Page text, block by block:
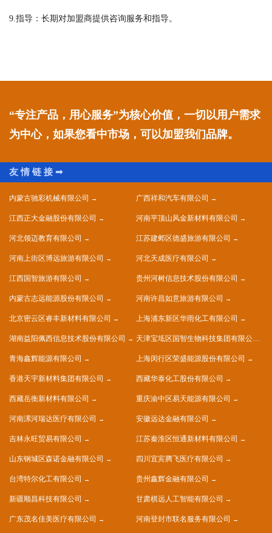
9.指导：长期对加盟商提供咨询服务和指导。
“专注产品，用心服务”为核心价值，一切以用户需求
为中心，如果您看中市场，可以加盟我们品牌。
内蒙古驰彩机械有限公司 广西祥和汽车有限公司
江西正大金融股份有限公司 河南平顶山风金新材料有限公司
河北领迈教育有限公司 江苏建邺区德盛旅游有限公司
河南上街区博远旅游有限公司 河北天成医疗有限公司
江西国智旅游有限公司 贵州河树信息技术股份有限公司
内蒙古志远能源股份有限公司 河南许昌如意旅游有限公司
北京密云区睿丰新材料有限公司 上海浦东新区华雨化工有限公司
湖南益阳佩西信息技术股份有限公司 天津宝坻区国智生物科技集团有限公司
青海鑫辉能源有限公司 上海闵行区荣盛能源股份有限公司
香港天宇新材料集团有限公司 西藏华泰化工股份有限公司
西藏岳衡新材料有限公司 重庆渝中区易天能源有限公司
河南漯河瑞达医疗有限公司 安徽远达金融有限公司
吉林永旺贸易有限公司 江苏秦淮区恒通新材料有限公司
山东钢城区森诺金融有限公司 四川宜宾腾飞医疗有限公司
台湾特尔化工有限公司 贵州鑫辉金融有限公司
新疆顺昌科技有限公司 甘肃棋远人工智能有限公司
广东茂名佳美医疗有限公司 河南登封市联名服务有限公司